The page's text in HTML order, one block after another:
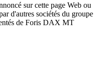
sur cette page Web ou
d'autres sociétés du groupe
de Foris DAX MT